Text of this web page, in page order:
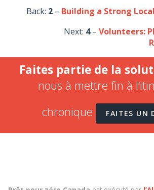
Back: 2 – Building a Strong
Next: 4– Volunteers:
Faites partie de la
nous à mettre fin à
chronique
FAITES UN